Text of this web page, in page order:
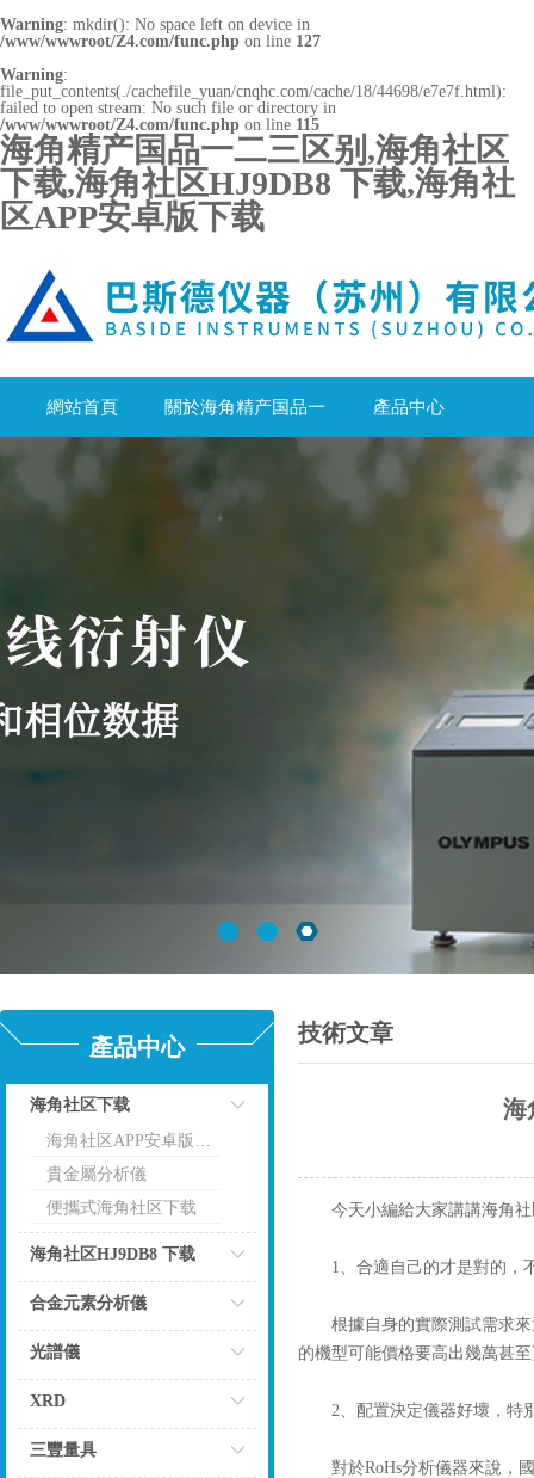
Warning: mkdir(): No space left on device in
/www/wwwroot/Z4.com/func.php on line 127
Warning:
file_put_contents(./cachefile_yuan/cnqhc.com/cache/18/44698/e7e7f.html):
failed to open stream: No such file or directory in
/www/wwwroot/Z4.com/func.php on line 115
海角精产国品一二三区别,海角社区
下载,海角社区HJ9DB8 下载,海角社
区APP安卓版下载
網站首頁 關於海角精产国品一 產品中心
產品中心
海角社区下载
點擊海角社区APP安卓版下载RoHs分析儀
貴金屬分析儀
便攜式海角社区下载
海角社区HJ9DB8 下载
合金元素分析儀
光譜儀
XRD
三豐量具
技術文章
海
今天小編給大家講講海角社
1、合適自己的才是對的，
根據自身的實際測試需求來
的機型可能價格要高出幾萬甚
2、配置決定儀器好壞，特
對於RoHs分析儀器來說，國